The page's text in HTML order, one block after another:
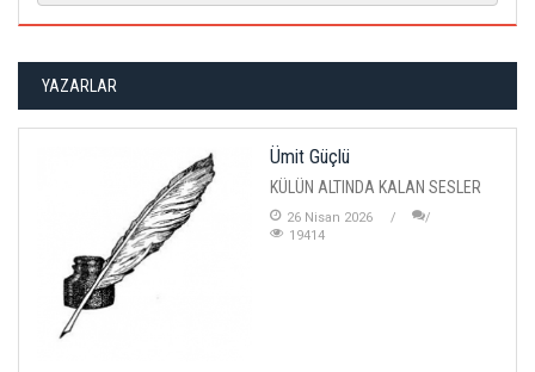
YAZARLAR
Ümit Güçlü
KÜLÜN ALTINDA KALAN SESLER
26 Nisan 2026
19414